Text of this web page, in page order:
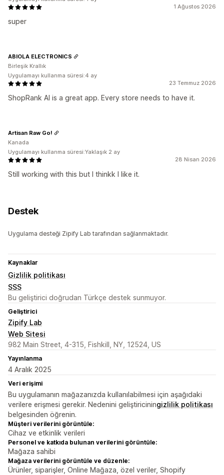
1 Ağustos 2026
super
23 Temmuz 2026
ShopRank AI is a great app. Every store needs to have it.
ABIOLA ELECTRONICS
Birleşik Krallık
Uygulamayı kullanma süresi:4 ay
28 Nisan 2026
Still working with this but I thinkk I like it.
Artisan Raw Go!
Kanada
Uygulamayı kullanma süresi:Yaklaşık 2 ay
Destek
Uygulama desteği Zipify Lab tarafından sağlanmaktadır.
Kaynaklar
Gizlilik politikası
SSS
Bu geliştirici doğrudan Türkçe destek sunmuyor.
Geliştirici
Zipify Lab
Web Sitesi
982 Main Street, 4-315, Fishkill, NY, 12524, US
Yayınlanma
4 Aralık 2025
Veri erişimi
Bu uygulamanın mağazanızda kullanılabilmesi için aşağıdaki
verilere erişmesi gerekir. Nedenini geliştiriciningizlilik politikası
belgesinden öğrenin.
Müşteri verilerini görüntüle:
Cihaz ve etkinlik verileri
Personel ve katkıda bulunan verilerini görüntüle:
Mağaza sahibi
Mağaza verilerini görüntüle ve düzenle:
Ürünler, siparişler, Online Mağaza, özel veriler, Shopify